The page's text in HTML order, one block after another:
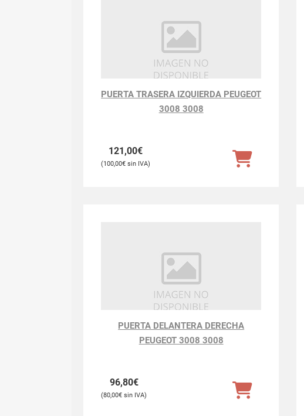
PUERTA TRASERA IZQUIERDA PEUGEOT
3008 3008
121,00€
100,00€
PUERTA DELANTERA DERECHA
PEUGEOT 3008 3008
96,80€
80,00€